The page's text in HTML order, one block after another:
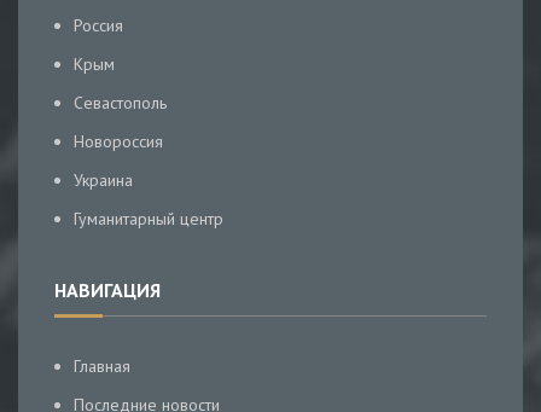
Россия
Крым
Севастополь
Новороссия
Украина
Гуманитарный центр
НАВИГАЦИЯ
Главная
Последние новости